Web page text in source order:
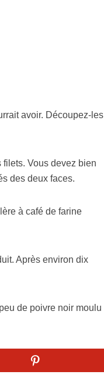
avoir. Découpez-les
filets. Vous devez bien
des deux faces.
à café de farine
Après environ dix
de poivre noir moulu